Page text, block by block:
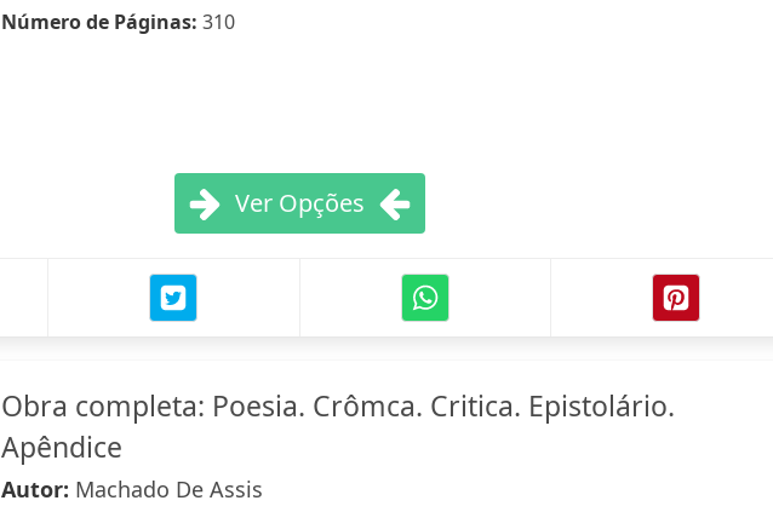
Número de Páginas: 310
Ver Opções
Obra completa: Poesia. Crômca. Critica. Epistolário.
Apêndice
Autor: Machado De Assis